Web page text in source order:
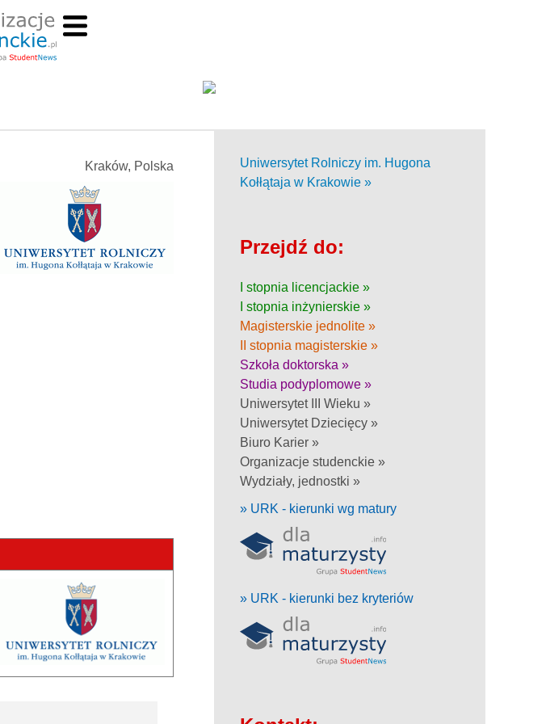
Kraków, Polska
Uniwersytet Rolniczy im. Hugona
Kołłątaja w Krakowie »
Przejdź do:
I stopnia licencjackie »
I stopnia inżynierskie »
Magisterskie jednolite »
II stopnia magisterskie »
Szkoła doktorska »
Studia podyplomowe »
Uniwersytet III Wieku »
Uniwersytet Dziecięcy »
Biuro Karier »
Organizacje studenckie »
Wydziały, jednostki »
» URK - kierunki wg matury
» URK - kierunki bez kryteriów